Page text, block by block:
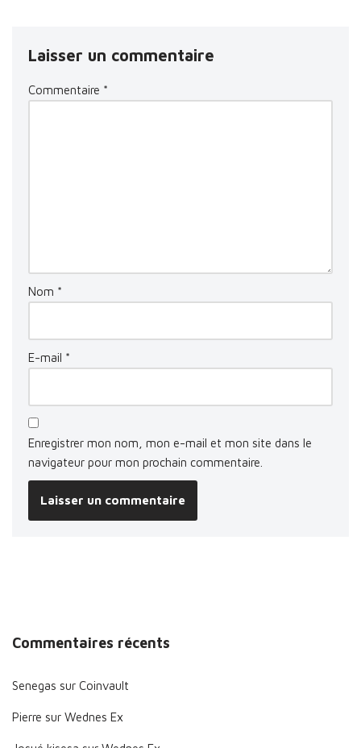
Laisser un commentaire
Commentaire *
Nom *
E-mail *
Enregistrer mon nom, mon e-mail et mon site dans le
navigateur pour mon prochain commentaire.
Commentaires récents
Senegas sur Coinvault
Pierre sur Wednes Ex